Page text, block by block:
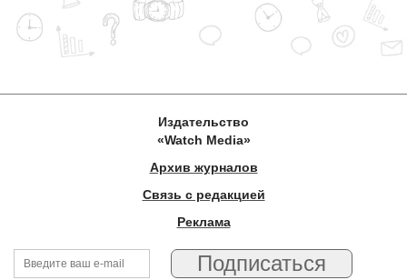
Издательство
«Watch Media»
Архив журналов
Связь с редакцией
Реклама